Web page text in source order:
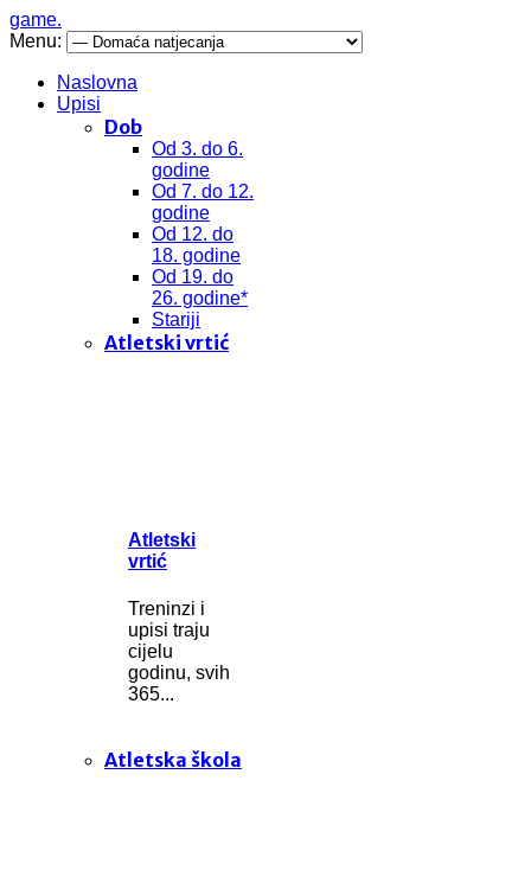
game.
Menu:
Naslovna
Upisi
Dob
Od 3. do 6.
godine
Od 7. do 12.
godine
Od 12. do
18. godine
Od 19. do
26. godine*
Stariji
Atletski vrtić
Atletski
vrtić
Treninzi i
upisi traju
cijelu
godinu, svih
365...
Atletska škola